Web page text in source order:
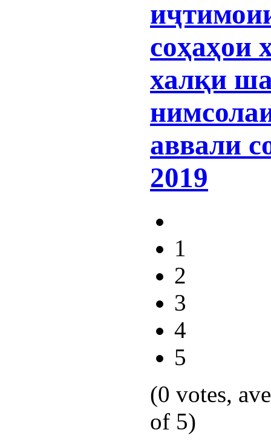
соҳаҳои
халқи
аввали
2019
1
2
3
4
5
(0 votes,
of 5)